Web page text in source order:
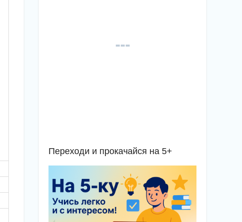
Переходи и прокачайся на 5+